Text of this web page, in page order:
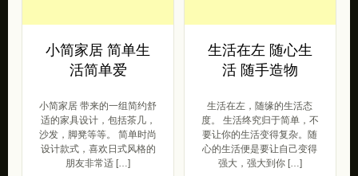
小简家居 简单生
活简单爱
小简家居 带来的一组简约舒
适的家具设计，包括茶几，
沙发，脚凳等等。 简单时尚
设计款式，喜欢日式风格的
朋友非常适 […]
生活在左 随心生
活 随手造物
生活在左，随缘的生活态
度。 生活终究归于简单，不
要让你的生活变得复杂。随
心的生活便是要让自己变得
强大，强大到你 […]